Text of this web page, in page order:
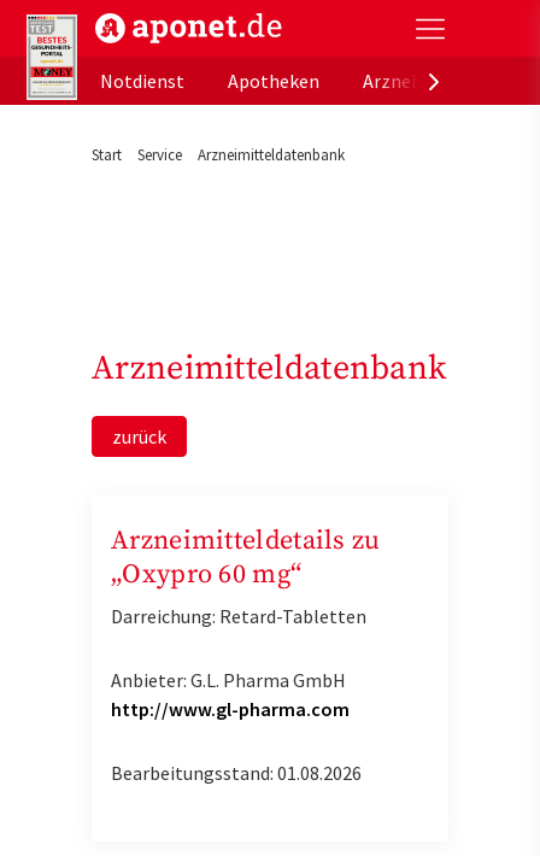
aponet.de - Das offizielle Gesundheitsportal der
Notdienst
Apotheken
Start Service Arzneimitteldatenbank
Arzneimitteldatenbank
zurück
Arzneimitteldetails zu
„Oxypro 60 mg“
Darreichung: Retard-Tabletten
Anbieter: G.L. Pharma GmbH
http://www.gl-pharma.com
Bearbeitungsstand: 01.08.2026